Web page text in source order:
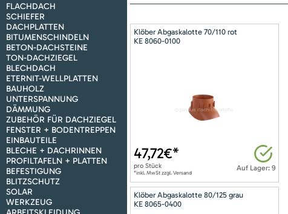
FLACHDACH
SCHIEFER
DACHPLATTEN
BITUMENSCHINDELN
BETON-DACHSTEINE
TON-DACHZIEGEL
BLECHDACH
ETERNIT-WELLPLATTEN
BAUHOLZ
UNTERSPANNUNG
DÄMMUNG
ZUBEHÖR FÜR DACHZIEGEL
FENSTER + BODENTREPPEN
EINBAUTEILE
BLECHE + DACHRINNEN
PROFILTAFELN + PLATTEN
BEFESTIGUNG
BLITZSCHUTZ
SOLAR
WERKZEUG
Klöber Abgaskalotte 70/110 rot
KE 8060-0100
Auf Lager: 9
47,72€*
pro Stück
*inkl. MwSt zzgl. Versand
Klöber Abgaskalotte 80/125 grau
KE 8065-0400